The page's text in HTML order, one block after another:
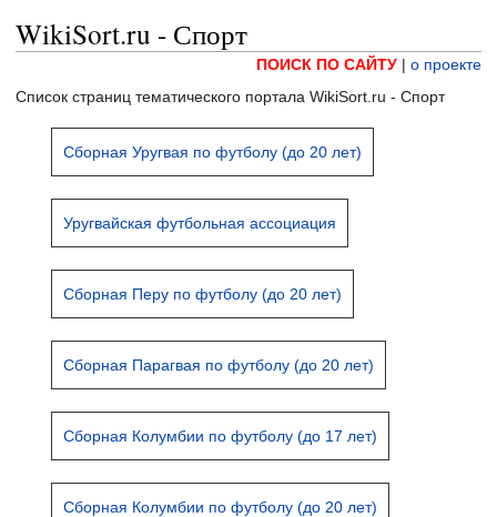
WikiSort.ru - Спорт
ПОИСК ПО САЙТУ | о проекте
Список страниц тематического портала WikiSort.ru - Спорт
Сборная Уругвая по футболу (до 20 лет)
Уругвайская футбольная ассоциация
Сборная Перу по футболу (до 20 лет)
Сборная Парагвая по футболу (до 20 лет)
Сборная Колумбии по футболу (до 17 лет)
Сборная Колумбии по футболу (до 20 лет)